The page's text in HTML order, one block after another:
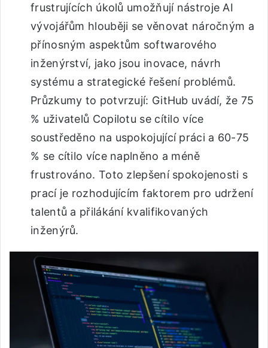
frustrujících úkolů umožňují nástroje AI
vývojářům hlouběji se věnovat náročným a
přínosným aspektům softwarového
inženýrství, jako jsou inovace, návrh
systému a strategické řešení problémů.
Průzkumy to potvrzují: GitHub uvádí, že 75
% uživatelů Copilotu se cítilo více
soustředěno na uspokojující práci a 60-75
% se cítilo více naplněno a méně
frustrováno. Toto zlepšení spokojenosti s
prací je rozhodujícím faktorem pro udržení
talentů a přilákání kvalifikovaných
inženýrů.